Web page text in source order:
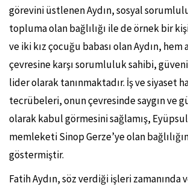
görevini üstlenen Aydın, sosyal
topluma olan bağlılığı ile de örnek bir
ve iki kız çocuğu babası olan Aydın,
çevresine karşı sorumluluk sahibi,
lider olarak tanınmaktadır. İş ve siyaset
tecrübeleri, onun çevresinde saygın ve
olarak kabul görmesini sağlamış,
memleketi Sinop Gerze’ye olan
göstermiştir.
Fatih Aydın, söz verdiği işleri zamanında